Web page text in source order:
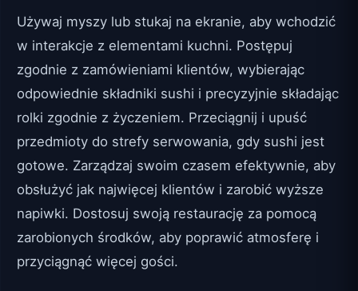
Używaj myszy lub stukaj na ekranie, aby wchodzić
w interakcje z elementami kuchni. Postępuj
zgodnie z zamówieniami klientów, wybierając
odpowiednie składniki sushi i precyzyjnie składając
rolki zgodnie z życzeniem. Przeciągnij i upuść
przedmioty do strefy serwowania, gdy sushi jest
gotowe. Zarządzaj swoim czasem efektywnie, aby
obsłużyć jak najwięcej klientów i zarobić wyższe
napiwki. Dostosuj swoją restaurację za pomocą
zarobionych środków, aby poprawić atmosferę i
przyciągnąć więcej gości.